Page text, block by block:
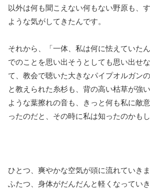
以外は何も聞こえない何もない野原も、
ような気がしてきたんです。
それから、「一体、私は何に怯えていた
でのことを思い出そうとしても思い出せ
て、教会で聴いた大きなパイプオルガン
と教えられた糸杉も、背の高い枯草が強
ような葉擦れの音も、きっと何も私に敵
ったのだと、その時に私は知ったのかもし
ひとつ、爽やかな空気が頭に流れていきま
ふたつ、身体がだんだんと軽くなっていき